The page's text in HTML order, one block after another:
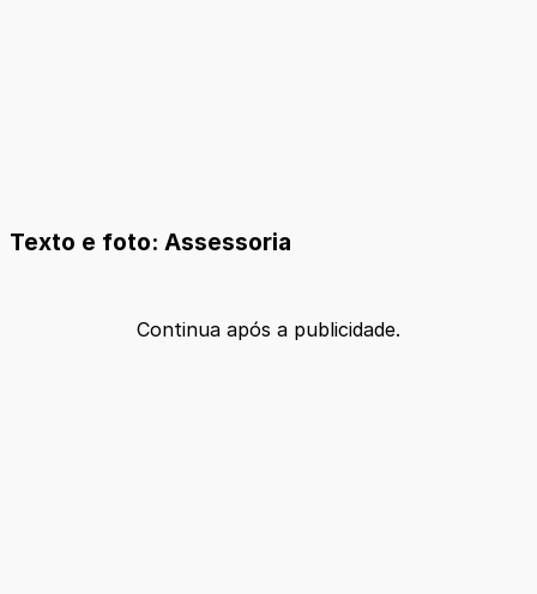
Texto e foto: Assessoria
Continua após a publicidade.